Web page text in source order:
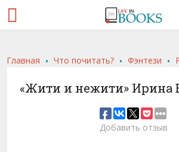
Главная .Что почитать? .Фэнтези .
«Жити и нежити» Ирина
Добавить отзыв